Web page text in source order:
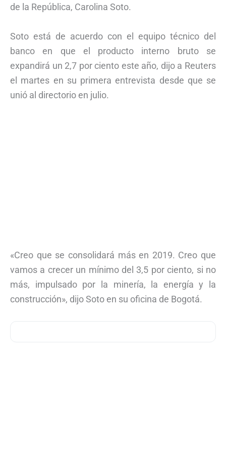
de la República, Carolina Soto.
Soto está de acuerdo con el equipo técnico del
banco en que el producto interno bruto se
expandirá un 2,7 por ciento este año, dijo a Reuters
el martes en su primera entrevista desde que se
unió al directorio en julio.
«Creo que se consolidará más en 2019. Creo que
vamos a crecer un mínimo del 3,5 por ciento, si no
más, impulsado por la minería, la energía y la
construcción», dijo Soto en su oficina de Bogotá.